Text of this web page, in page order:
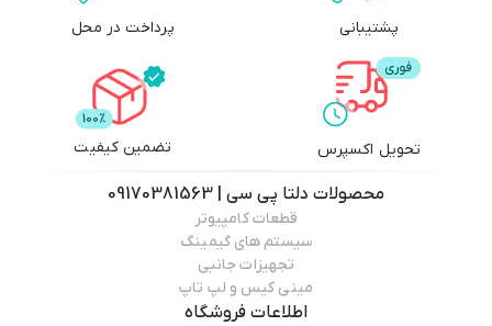
پشتیبانی پرداخت در محل
تحویل اکسپرس تضمین کیفیت
محصولات دلتا پی سی | 09170381563
قطعات کامپیوتر
سیستم های گیمینگ
تجهیزات جانبی
مینی کیس و لپ تاپ
اطلاعات فروشگاه